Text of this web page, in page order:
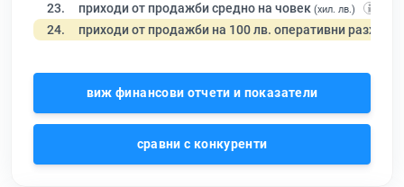
23. приходи от продажби средно на човек (хил. лв.)
24. приходи от продажби на 100 лв. оперативни разходи
виж финансови отчети и показатели
сравни с конкуренти